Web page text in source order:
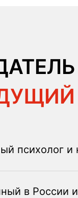
психолог и
в России